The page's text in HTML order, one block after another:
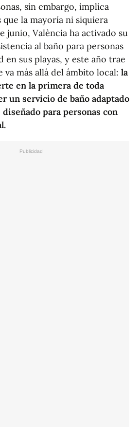
sin embargo, implica
que la mayoría ni siquiera
junio, València ha activado su
al baño para personas
en sus playas, y este año trae
va más allá del ámbito local: la
en la primera de toda
un servicio de baño adaptado
para personas con